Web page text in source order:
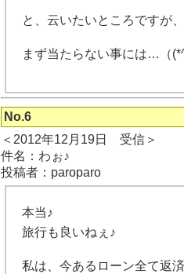
と、云いたいところですが
まず当たらない事には…（
No.6
＜2012年12月19日 受信＞
件名：わぉ♪
投稿者：paroparo
本当♪
旅行も良いねぇ♪
私は、今あるローン全て返